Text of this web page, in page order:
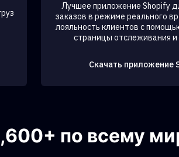
Лучшее приложение Shopify
заказов в режиме реального
лояльность клиентов с
страницы отслеживания
Скачать приложение
по всему